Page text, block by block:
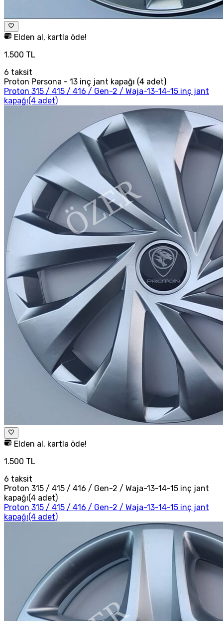
Elden al, kartla öde!
1.500 TL
6 taksit
Proton Persona - 13 inç jant kapağı (4 adet)
Proton 315 / 415 / 416 / Gen-2 / Waja-13-14-15 inç jant
kapağı(4 adet)
Elden al, kartla öde!
1.500 TL
6 taksit
Proton 315 / 415 / 416 / Gen-2 / Waja-13-14-15 inç jant
kapağı(4 adet)
Proton 315 / 415 / 416 / Gen-2 / Waja-13-14-15 inç jant
kapağı(4 adet)